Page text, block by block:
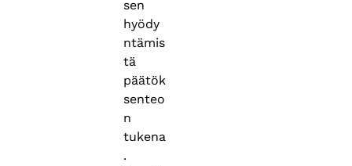
sen
hyödy
ntämis
tä
päätök
senteo
n
tukena
.